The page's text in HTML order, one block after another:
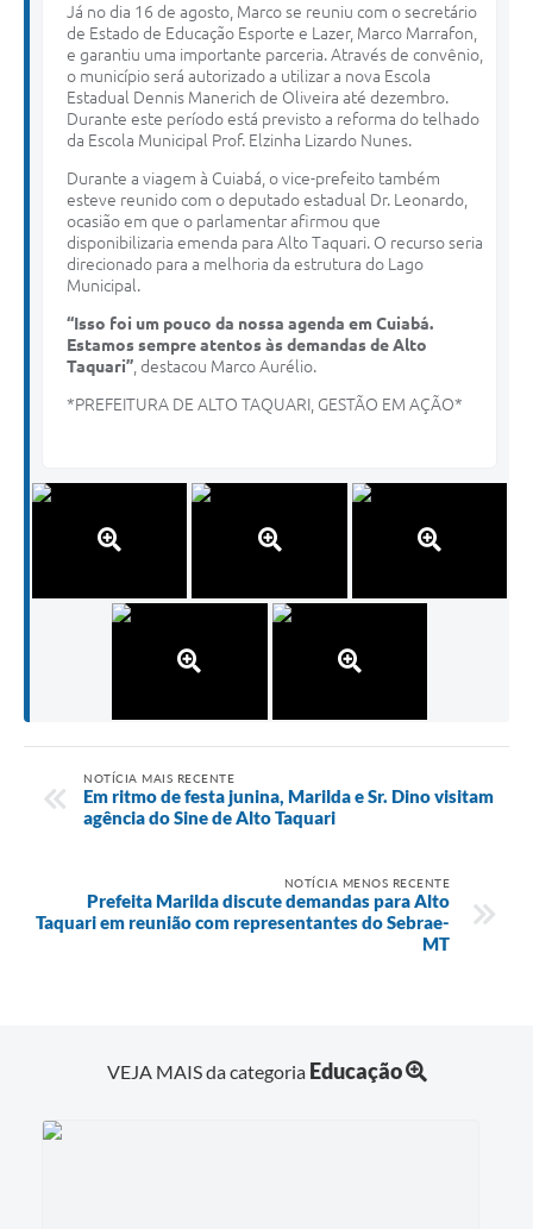
Já no dia 16 de agosto, Marco se reuniu com o secretário
de Estado de Educação Esporte e Lazer, Marco Marrafon,
e garantiu uma importante parceria. Através de convênio,
o município será autorizado a utilizar a nova Escola
Estadual Dennis Manerich de Oliveira até dezembro.
Durante este período está previsto a reforma do telhado
da Escola Municipal Prof. Elzinha Lizardo Nunes.
Durante a viagem à Cuiabá, o vice-prefeito também
esteve reunido com o deputado estadual Dr. Leonardo,
ocasião em que o parlamentar afirmou que
disponibilizaria emenda para Alto Taquari. O recurso seria
direcionado para a melhoria da estrutura do Lago
Municipal.
“Isso foi um pouco da nossa agenda em Cuiabá.
Estamos sempre atentos às demandas de Alto
Taquari” , destacou Marco Aurélio.
*PREFEITURA DE ALTO TAQUARI, GESTÃO EM AÇÃO*
NOTÍCIA MAIS RECENTE
Em ritmo de festa junina, Marilda e Sr. Dino visitam
agência do Sine de Alto Taquari
NOTÍCIA MENOS RECENTE
Prefeita Marilda discute demandas para Alto
Taquari em reunião com representantes do Sebrae-
MT
VEJA MAIS da categoria Educação